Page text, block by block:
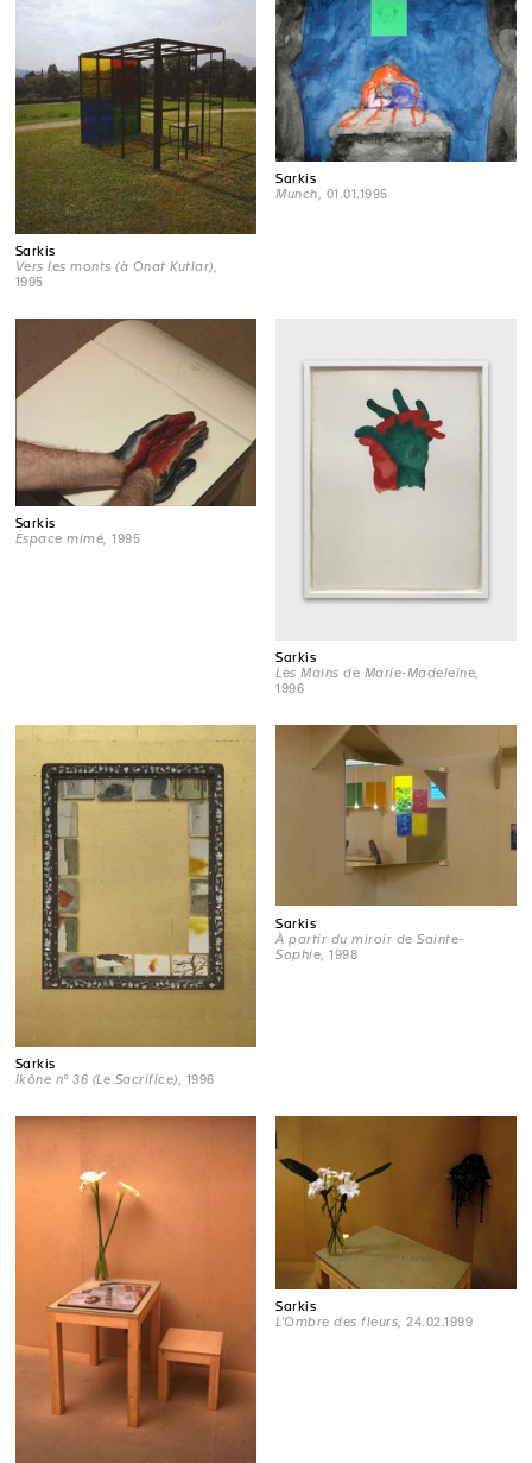
Sarkis
Vers les monts (à Onat Kutlar)
1995
Sarkis
Munch , 01.01.1995
Sarkis
Espace mimé , 1995
Sarkis
Les Mains de Marie-Madeleine
1996
Sarkis
Ikône n° 36 (Le Sacrifice) , 1996
Sarkis
À partir du miroir de Sainte-
Sophie , 1998
Sarkis
L'Ombre des fleurs , 24.02.1999